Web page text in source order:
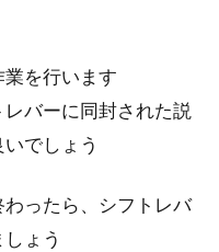
を行います
バーに同封された説
でしょう
ったら、シフトレバ
ょう